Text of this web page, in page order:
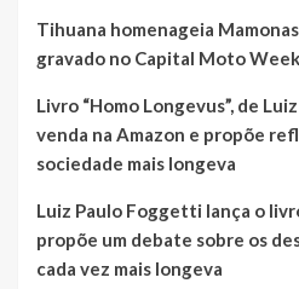
Tihuana homenageia
gravado no Capital Moto Week
Livro “Homo Longevus”, de
venda na Amazon e propõe
sociedade mais longeva
Luiz Paulo Foggetti lança o
propõe um debate sobre os
cada vez mais longeva